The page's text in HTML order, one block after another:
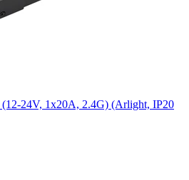
24V, 1x20A, 2.4G) (Arlight, IP20